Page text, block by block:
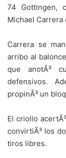
74 Gottingen,
Michael
Carrera se
arribo al
que anotÃ³
defensivos.
propinÃ³ un
El criollo
convirtiÃ³ los
tiros libres.